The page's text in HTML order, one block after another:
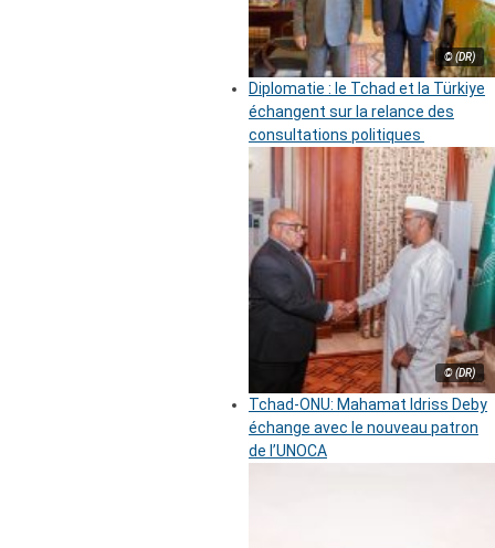
© (DR)
Diplomatie : le Tchad et la Türkiye
échangent sur la relance des
consultations politiques
© (DR)
Tchad-ONU: Mahamat Idriss Deby
échange avec le nouveau patron
de l’UNOCA